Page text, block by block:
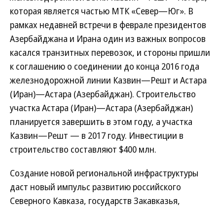
которая является частью МТК «Север—Юг». В
рамках недавней встречи в феврале президентов
Азербайджана и Ирана один из важных вопросов
касался транзитных перевозок, и стороны пришли
к соглашению о соединении до конца 2016 года
железнодорожной линии Казвин—Решт и Астара
(Иран)—Астара (Азербайджан). Строительство
участка Астара (Иран)—Астара (Азербайджан)
планируется завершить в этом году, а участка
Казвин—Решт — в 2017 году. Инвестиции в
строительство составляют $400 млн.
Создание новой региональной инфраструктуры
даст новый импульс развитию российского
Северного Кавказа, государств Закавказья,